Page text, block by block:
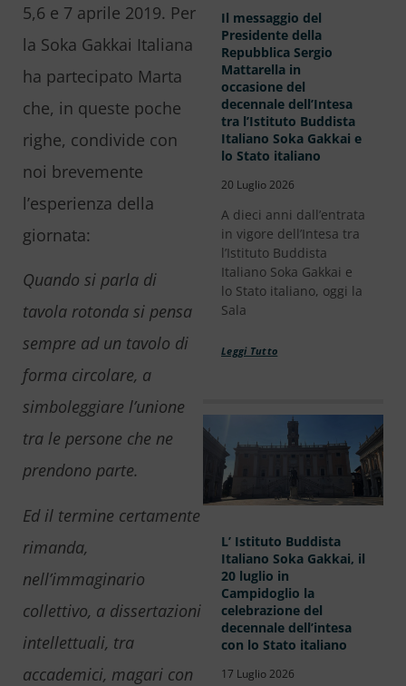
5,6 e 7 aprile 2019. Per
la Soka Gakkai Italiana
ha partecipato Marta
che, in queste poche
righe, condivide con
noi brevemente
l’esperienza della
giornata:
Quando si parla di
tavola rotonda si pensa
sempre ad un tavolo di
forma circolare, a
simboleggiare l’unione
tra le persone che ne
prendono parte.
Ed il termine certamente
rimanda,
nell’immaginario
collettivo, a dissertazioni
intellettuali, tra
accademici, magari con
Il messaggio del
Presidente della
Repubblica Sergio
Mattarella in
occasione del
decennale dell’Intesa
tra l’Istituto Buddista
Italiano Soka Gakkai e
lo Stato italiano
20 Luglio 2026
A dieci anni dall’entrata
in vigore dell’Intesa tra
l’Istituto Buddista
Italiano Soka Gakkai e
lo Stato italiano, oggi la
Sala
Leggi Tutto
L’ Istituto Buddista
Italiano Soka Gakkai, il
20 luglio in
Campidoglio la
celebrazione del
decennale dell’intesa
con lo Stato italiano
17 Luglio 2026